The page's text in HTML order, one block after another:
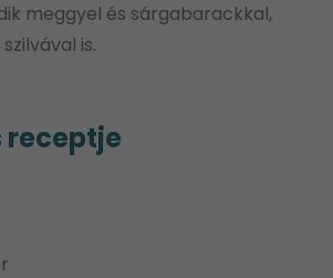
meggyel és sárgabarackkal,
is.